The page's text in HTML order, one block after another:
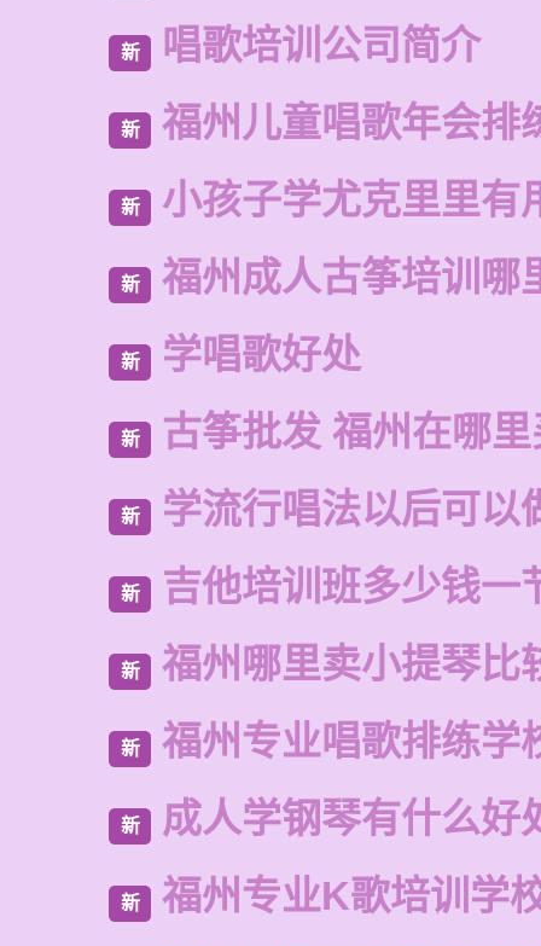
新 唱歌培训公司简介
新 福州儿童唱歌年会排
新 小孩子学尤克里里有
新 福州成人古筝培训哪
新 学唱歌好处
新 古筝批发 福州在哪
新 学流行唱法以后可以
新 吉他培训班多少钱一
新 福州哪里卖小提琴比
新 福州专业唱歌排练学
新 成人学钢琴有什么好
新 福州专业K歌培训学